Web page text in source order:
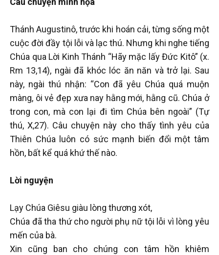
Thánh Augustinô, trước khi hoán cải, từng sống một
cuộc đời đầy tội lỗi và lạc thú. Nhưng khi nghe tiếng
Chúa qua Lời Kinh Thánh “Hãy mặc lấy Đức Kitô” (x.
Rm 13,14), ngài đã khóc lóc ăn năn và trở lại. Sau
này, ngài thú nhận: “Con đã yêu Chúa quá muộn
màng, ôi vẻ đẹp xưa nay hằng mới, hằng cũ. Chúa ở
trong con, mà con lại đi tìm Chúa bên ngoài” (Tự
thú, X,27). Câu chuyện này cho thấy tình yêu của
Thiên Chúa luôn có sức mạnh biến đổi một tâm
hồn, bất kể quá khứ thế nào.
Lời nguyện
Lạy Chúa Giêsu giàu lòng thương xót,
Chúa đã tha thứ cho người phụ nữ tội lỗi vì lòng yêu
mến của bà.
Xin cũng ban cho chúng con tâm hồn khiêm